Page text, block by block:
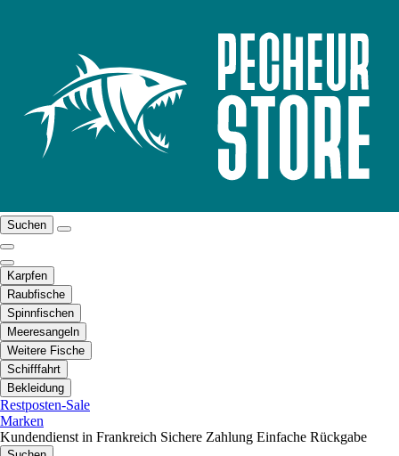
Suchen
Karpfen
Raubfische
Spinnfischen
Meeresangeln
Weitere Fische
Schifffahrt
Bekleidung
Restposten-Sale
Marken
Kundendienst in Frankreich Sichere Zahlung Einfache Rückgabe